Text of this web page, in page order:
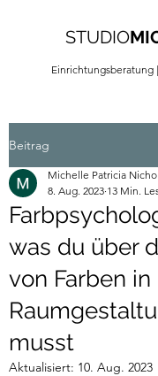
STUDIO
Einrichtungsberatung
Beitrag
was du über
von Farben in
musst
Michelle Patricia
8. Aug. 2023 13 Min.
Aktualisiert: 10. Aug. 2023